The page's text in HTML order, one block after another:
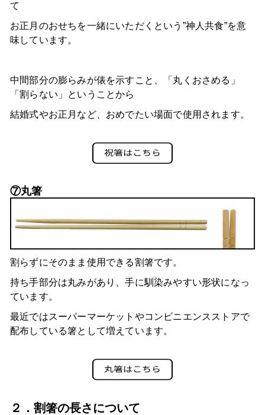
て
お正月のおせちを一緒にいただくという”神人共食”を意
味しています。
中間部分の膨らみが俵を示すこと、「丸くおさめる」
「割らない」ということから
結婚式やお正月など、おめでたい場面で使用されます。
⑦丸箸
割らずにそのまま使用できる割箸です。
持ち手部分は丸みがあり、手に馴染みやすい形状になっ
ています。
最近ではスーパーマーケットやコンビニエンスストアで
配布している箸として増えています。
２．割箸の長さについて